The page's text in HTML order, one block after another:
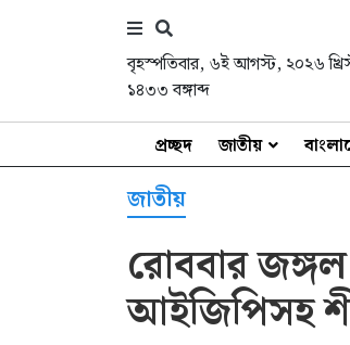
বৃহস্পতিবার, ৬ই আগস্ট, ২০২৬
১৪৩৩ বঙ্গাব্দ
প্রচ্ছদ জাতীয়
জাতীয়
রোববার জঙ্গল
আইজিপিসহ